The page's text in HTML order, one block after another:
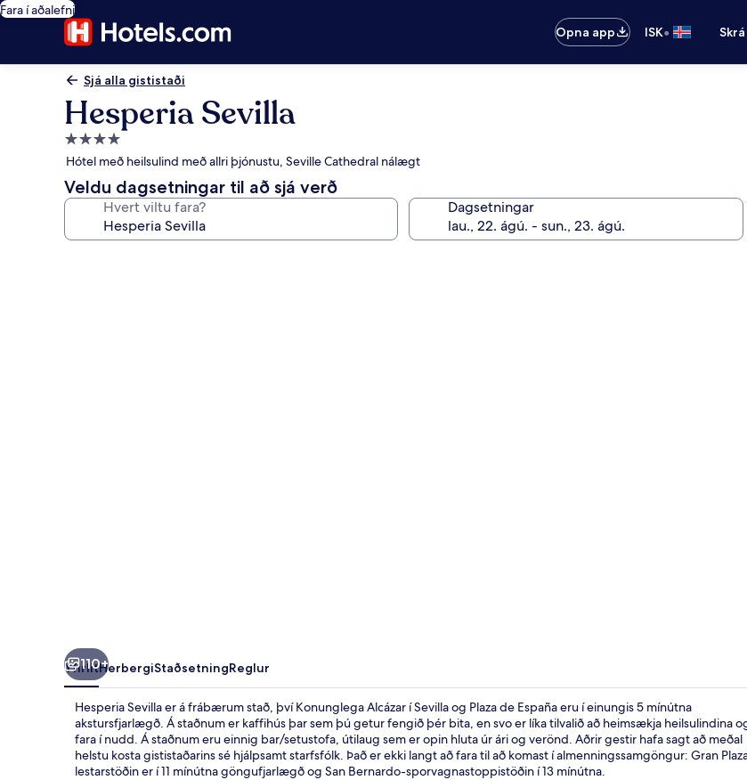
Fara í aðalefni
Opna app
ISK•
Sjá alla gististaði
Hesperia Sevilla
4.0
stjörnu
gististaður
Hótel með heilsulind með allri þjónustu, Seville Cathedral nálægt
Veldu dagsetningar til að sjá verð
Hvert viltu fara? Dagsetningar
110+
YfirlitHerbergiStaðsetningReglur
Hesperia Sevilla er á frábærum stað, því Konunglega Alcázar í Sevilla og Plaza de España eru í einungis 5 mínútna
akstursfjarlægð. Á staðnum er kaffihús þar sem þú getur fengið þér bita, en svo er líka tilvalið að heimsækja heilsulindina
fara í nudd. Á staðnum eru einnig bar/setustofa, útilaug sem er opin hluta úr ári og verönd. Aðrir gestir hafa sagt að meðal
helstu kosta gististaðarins sé hjálpsamt starfsfólk. Það er ekki langt að fara til að komast í almenningssamgöngur: Gran
lestarstöðin er í 11 mínútna göngufjarlægð og San Bernardo-sporvagnastoppistöðin í 13 mínútna.